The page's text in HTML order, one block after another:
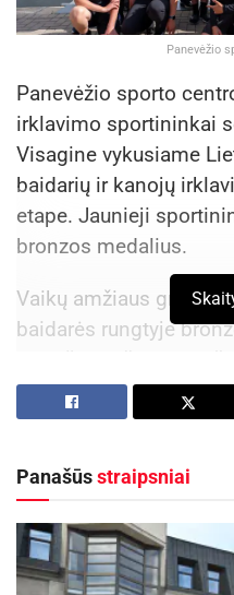
Panevėžio
Panevėžio sporto
irklavimo sportininkai
Visagine vykusiame
baidarių ir kanojų
etape. Jaunieji
bronzos medalius.
Vaikų amžiaus grupėje
baidarės rungtyje
Kerpiškis, užėmęs
šalies jaunųjų
išskyrus
2026-08-07
Panašūsstraipsniai